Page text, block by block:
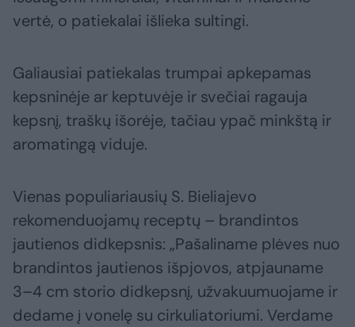
vertė, o patiekalai išlieka sultingi.
Galiausiai patiekalas trumpai apkepamas
kepsninėje ar keptuvėje ir svečiai ragauja
kepsnį, traškų išorėje, tačiau ypač minkštą ir
aromatingą viduje.
Vienas populiariausių S. Bieliajevo
rekomenduojamų receptų – brandintos
jautienos didkepsnis: „Pašaliname plėves nuo
brandintos jautienos išpjovos, atpjauname
3–4 cm storio didkepsnį, užvakuumuojame ir
dedame į vonelę su cirkuliatoriumi. Verdame